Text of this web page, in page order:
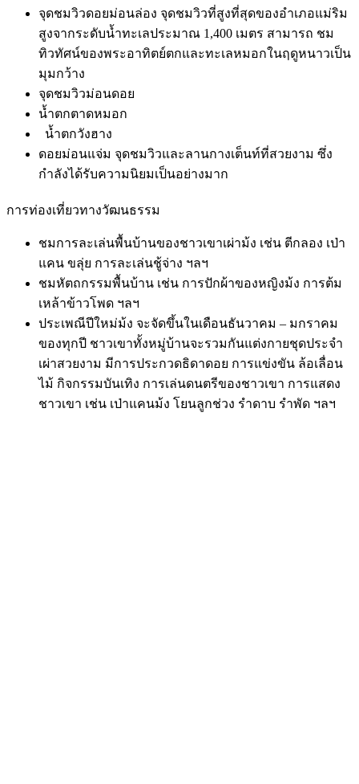
จุดชมวิวดอยม่อนล่อง จุดชมวิวที่สูงที่สุดของอำเภอแม่ริม
สูงจากระดับน้ำทะเลประมาณ 1,400 เมตร สามารถ ชม
ทิวทัศน์ของพระอาทิตย์ตกและทะเลหมอกในฤดูหนาวเป็น
มุมกว้าง
จุดชมวิวม่อนดอย
น้ำตกตาดหมอก
น้ำตกวังฮาง
ดอยม่อนแจ่ม จุดชมวิวและลานกางเต็นท์ที่สวยงาม ซึ่ง
กำลังได้รับความนิยมเป็นอย่างมาก
การท่องเที่ยวทางวัฒนธรรม
ชมการละเล่นพื้นบ้านของชาวเขาเผ่าม้ง เช่น ตีกลอง เป่า
แคน ขลุ่ย การละเล่นชู้จ่าง ฯลฯ
ชมหัตถกรรมพื้นบ้าน เช่น การปักผ้าของหญิงม้ง การต้ม
เหล้าข้าวโพด ฯลฯ
ประเพณีปีใหม่ม้ง จะจัดขึ้นในเดือนธันวาคม – มกราคม
ของทุกปี ชาวเขาทั้งหมู่บ้านจะรวมกันแต่งกายชุดประจำ
เผ่าสวยงาม มีการประกวดธิดาดอย การแข่งขัน ล้อเลื่อน
ไม้ กิจกรรมบันเทิง การเล่นดนตรีของชาวเขา การแสดง
ชาวเขา เช่น เป่าแคนม้ง โยนลูกช่วง รำดาบ รำพัด ฯลฯ